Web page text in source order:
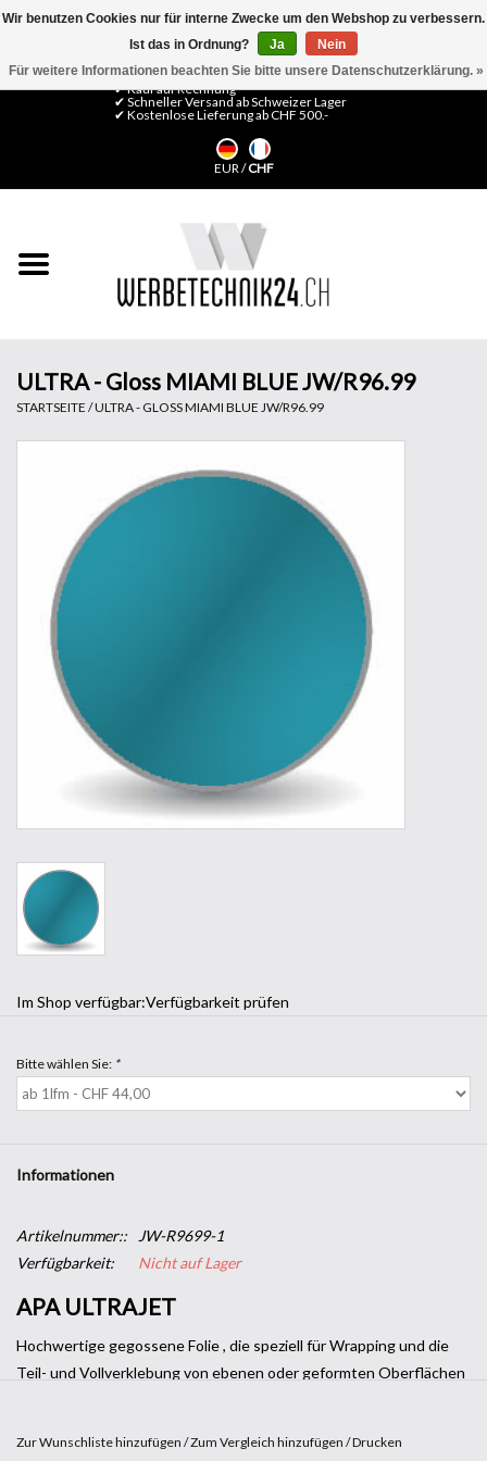
Mein Konto / Kundenkonto anlegen
✔ Kauf auf Rechnung
✔ Schneller Versand ab Schweizer Lager
✔ Kostenlose Lieferung ab CHF 500.-
EUR/CHF
Fertigung & Montage
Werkzeuge
Technik
ULTRA - Gloss MIAMI BLUE JW/R96.99
STARTSEITE /ULTRA - GLOSS MIAMI BLUE JW/R96.99
Im Shop verfügbar:Verfügbarkeit prüfen
Bitte wählen Sie: *
Informationen
Artikelnummer::
JW-R9699-1
Verfügbarkeit:
Nicht auf Lager
APA ULTRAJET
Hochwertige gegossene Folie , die speziell für Wrapping und die
Teil- und Vollverklebung von ebenen oder geformten Oberflächen
Folie auf der Oberfläche extrem schnell ermöglicht und durch
Zur Wunschliste hinzufügen /Zum Vergleich hinzufügen /Drucken
Wir benutzen Cookies nur für interne Zwecke um den Webshop zu verbessern.
Ist das in Ordnung?
Ja
Nein
Für weitere Informationen beachten Sie bitte unsere Datenschutzerklärung. »